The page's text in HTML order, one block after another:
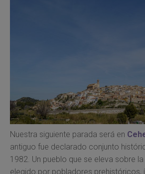
Nuestra siguiente parada será en
antiguo fue declarado conjunto
1982. Un pueblo que se eleva sobre
elegido por pobladores prehistóricos,